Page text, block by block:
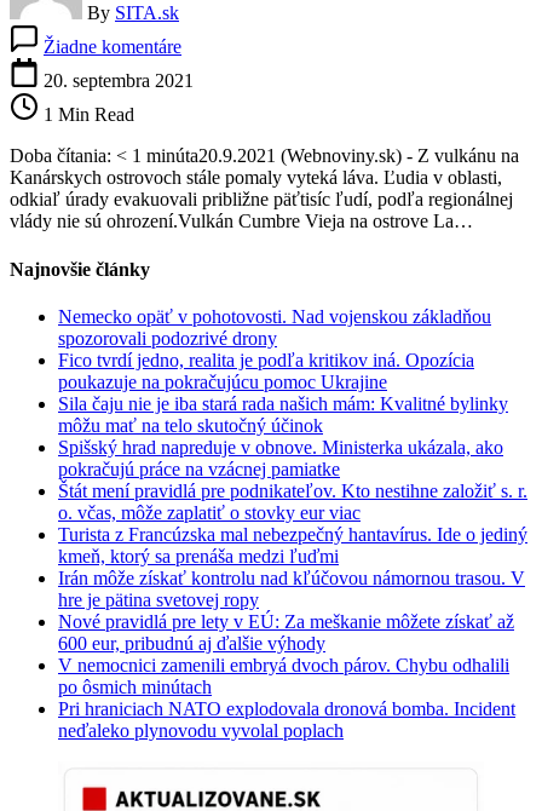
By SITA.sk
Žiadne komentáreErupcia
sopky
môže
trvať
aj
mesiace,
k
moru
(video)
20. septembra 2021
1 Min Read
Doba čítania: < 1 minúta20.9.2021 (Webnoviny.sk) - Z vulkánu na
Kanárskych ostrovoch stále pomaly vyteká láva. Ľudia v oblasti,
odkiaľ úrady evakuovali približne päťtisíc ľudí, podľa regionálnej
vlády nie sú ohrození.Vulkán Cumbre Vieja na ostrove La…
Najnovšie články
Nemecko opäť v pohotovosti. Nad vojenskou základňou
spozorovali podozrivé drony
Fico tvrdí jedno, realita je podľa kritikov iná. Opozícia
poukazuje na pokračujúcu pomoc Ukrajine
Sila čaju nie je iba stará rada našich mám: Kvalitné bylinky
môžu mať na telo skutočný účinok
Spišský hrad napreduje v obnove. Ministerka ukázala, ako
pokračujú práce na vzácnej pamiatke
Štát mení pravidlá pre podnikateľov. Kto nestihne založiť s. r.
o. včas, môže zaplatiť o stovky eur viac
Turista z Francúzska mal nebezpečný hantavírus. Ide o jediný
kmeň, ktorý sa prenáša medzi ľuďmi
Irán môže získať kontrolu nad kľúčovou námornou trasou. V
hre je pätina svetovej ropy
Nové pravidlá pre lety v EÚ: Za meškanie môžete získať až
600 eur, pribudnú aj ďalšie výhody
V nemocnici zamenili embryá dvoch párov. Chybu odhalili
po ôsmich minútach
Pri hraniciach NATO explodovala dronová bomba. Incident
neďaleko plynovodu vyvolal poplach